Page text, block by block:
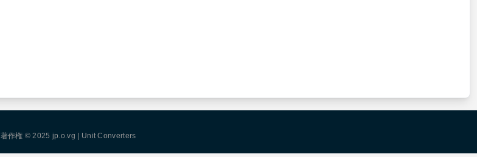
著作権 © 2025 jp.o.vg Unit Converters